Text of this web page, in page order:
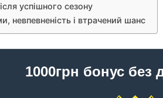
успішного сезону
невпевненість і втрачений шанс
1000грн бонус без